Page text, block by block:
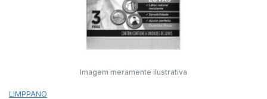
Imagem meramente ilustrativa
LIMPPANO